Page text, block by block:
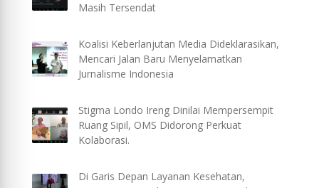
Masih Tersendat
Koalisi Keberlanjutan Media Dideklarasikan,
Mencari Jalan Baru Menyelamatkan
Jurnalisme Indonesia
Stigma Londo Ireng Dinilai Mempersempit
Ruang Sipil, OMS Didorong Perkuat
Kolaborasi.
Di Garis Depan Layanan Kesehatan,